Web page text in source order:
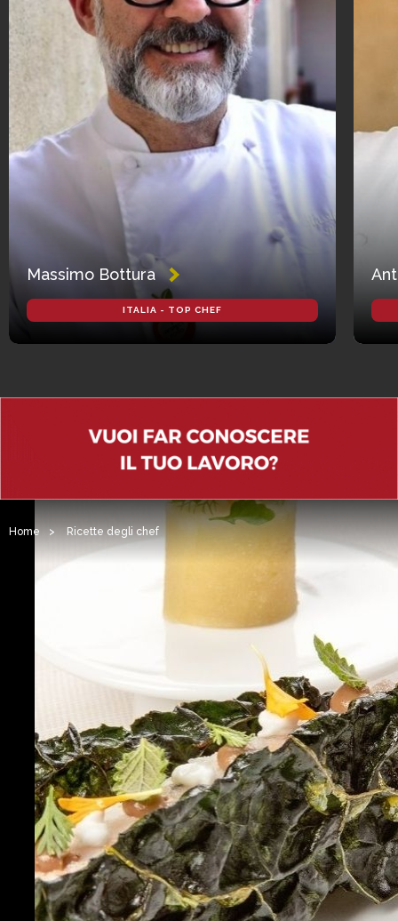
Massimo Bottura
ITALIA - TOP CHEF
Home > Ricette degli chef